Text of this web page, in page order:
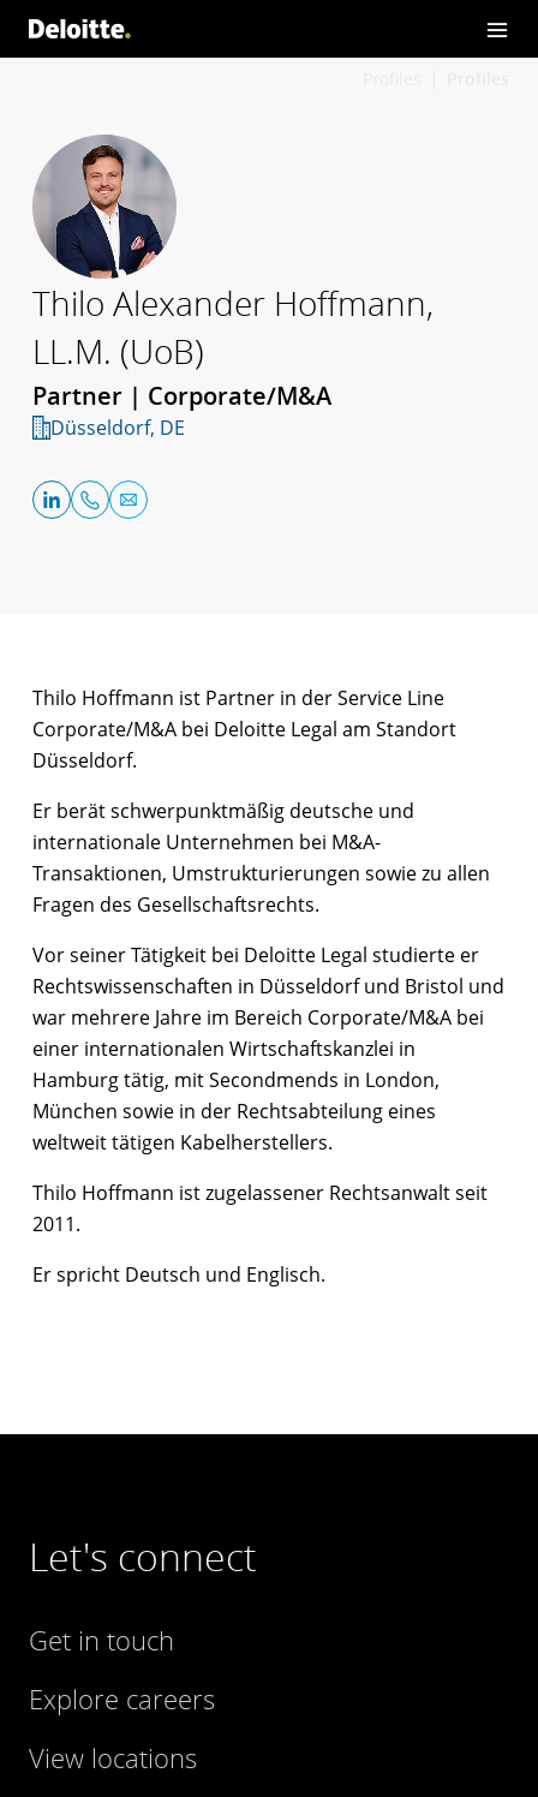
Thilo Alexander Hoffmann,
LL.M. (UoB)
Partner | Corporate/M&A
Düsseldorf, DE
Thilo Hoffmann ist Partner in der Service Line
Corporate/M&A bei Deloitte Legal am Standort
Düsseldorf.
Er berät schwerpunktmäßig deutsche und
internationale Unternehmen bei M&A-
Transaktionen, Umstrukturierungen sowie zu allen
Fragen des Gesellschaftsrechts.
Vor seiner Tätigkeit bei Deloitte Legal studierte er
Rechtswissenschaften in Düsseldorf und Bristol und
war mehrere Jahre im Bereich Corporate/M&A bei
einer internationalen Wirtschaftskanzlei in
Hamburg tätig, mit Secondmends in London,
München sowie in der Rechtsabteilung eines
weltweit tätigen Kabelherstellers.
Thilo Hoffmann ist zugelassener Rechtsanwalt seit
2011.
Er spricht Deutsch und Englisch.
Let's connect
Get in touch
Explore careers
View locations